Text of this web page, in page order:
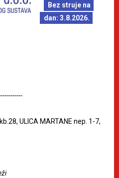
Bez struje na
dan: 3.8.2026.
ULICA MARTANE nep. 1-7,